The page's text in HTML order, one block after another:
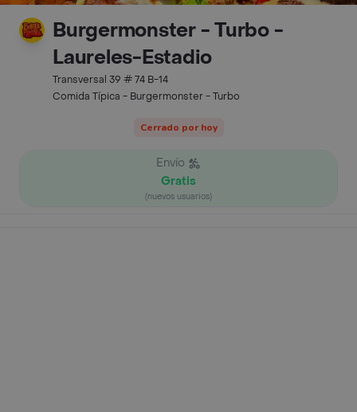
Burgermonster - Turbo -
Laureles-Estadio
Transversal 39 # 74 B-14
Comida Típica - Burgermonster - Turbo
Cerrado por hoy
Envío
Gratis
(nuevos usuarios)